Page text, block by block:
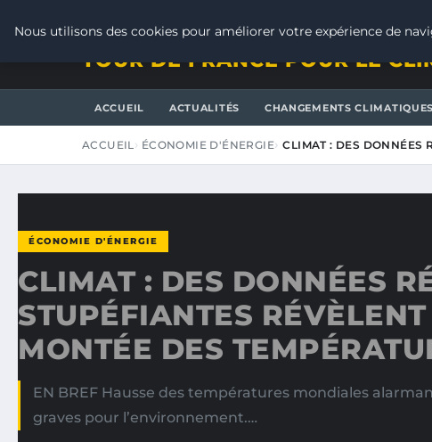
TOUR DE FRANCE POUR LE
ACCUEIL ACTUALITÉS CHANGEMENTS CLIMATIQUES
ACCUEIL ÉCONOMIE D'ÉNERGIE CLIMAT : DES DONNÉES
ÉCONOMIE D'ÉNERGIE
CLIMAT : DES DONNÉES
STUPÉFIANTES
MONTÉE DES
EN BREF Hausse des températures mondiales
graves pour l’environnement.…
Nous utilisons des cookies pour améliorer votre expérience de